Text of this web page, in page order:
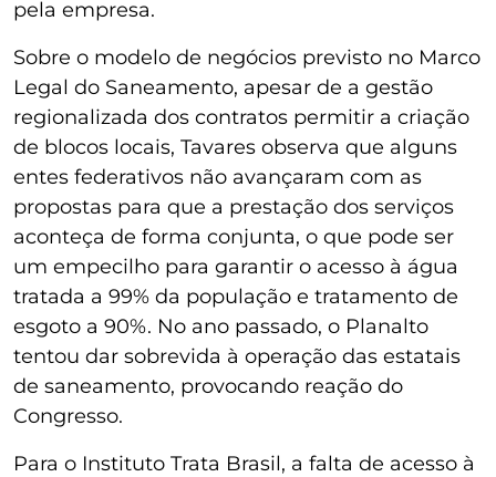
pela empresa.
Sobre o modelo de negócios previsto no Marco
Legal do Saneamento, apesar de a gestão
regionalizada dos contratos permitir a criação
de blocos locais, Tavares observa que alguns
entes federativos não avançaram com as
propostas para que a prestação dos serviços
aconteça de forma conjunta, o que pode ser
um empecilho para garantir o acesso à água
tratada a 99% da população e tratamento de
esgoto a 90%. No ano passado, o Planalto
tentou dar sobrevida à operação das estatais
de saneamento, provocando reação do
Congresso.
Para o Instituto Trata Brasil, a falta de acesso à